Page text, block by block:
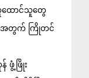
ထောင်သူတွေ
အတွက် ကြိုတင်
ဖွံ့ဖြိုး